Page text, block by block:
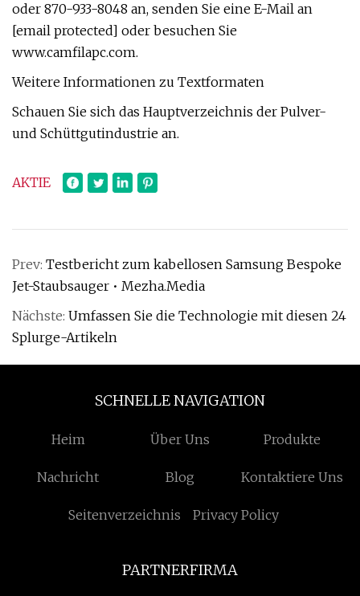
oder 870-933-8048 an, senden Sie eine E-Mail an
[email protected] oder besuchen Sie
www.camfilapc.com.
Weitere Informationen zu Textformaten
Schauen Sie sich das Hauptverzeichnis der Pulver-
und Schüttgutindustrie an.
AKTIE
Prev: Testbericht zum kabellosen Samsung Bespoke
Jet-Staubsauger • Mezha.Media
Nächste: Umfassen Sie die Technologie mit diesen 24
Splurge-Artikeln
SCHNELLE NAVIGATION
Heim Über Uns Produkte
Nachricht Blog Kontaktiere Uns
Seitenverzeichnis Privacy Policy
PARTNERFIRMA